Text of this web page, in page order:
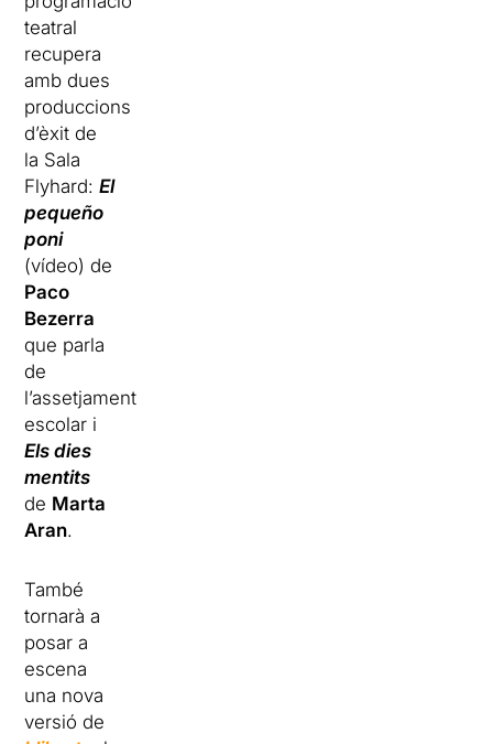
teatral
recupera
amb dues
produccions
d’èxit de
la Sala
Flyhard:El
pequeño
poni
(vídeo) de
Paco
Bezerra
que parla
de
l’assetjament
escolar i
Els dies
mentits
de Marta
Aran.
També
tornarà a
posar a
escena
una nova
versió de